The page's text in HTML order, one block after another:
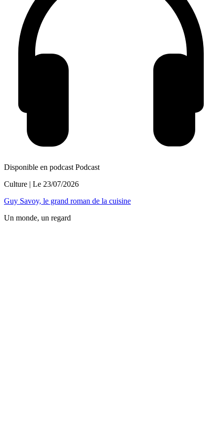
Disponible en podcast Podcast
Culture | Le 23/07/2026
Guy Savoy, le grand roman de la cuisine
Un monde, un regard